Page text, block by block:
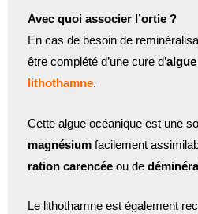
Avec quoi associer l’ortie ?
En cas de besoin de
être complété d’une cure d’
lithothamne.
Cette algue océanique est une
magnésium facilement
ration carencée ou de
Le lithothamne est également